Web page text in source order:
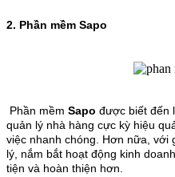
2. Phần mềm Sapo
Phần mềm Sapo được biết đến
quản lý nhà hàng cực kỳ hiệu
việc nhanh chóng. Hơn nữa, với
lý, nắm bắt hoạt động kinh
tiện và hoàn thiện hơn.